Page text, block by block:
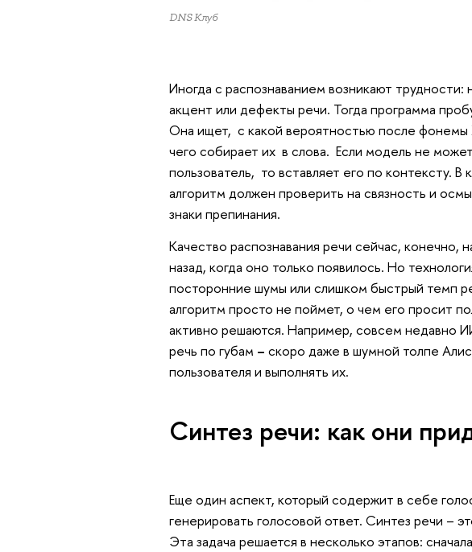
DNS Клуб
Иногда с распознаванием возникают
акцент или дефекты речи. Тогда программа
Она ищет, с какой вероятностью после фонемы
чего собирает их в слова. Если модель не
пользователь, то вставляет его по контексту.
алгоритм должен проверить на связность и
знаки препинания.
Качество распознавания речи сейчас, конечно,
назад, когда оно только появилось. Но
посторонние шумы или слишком быстрый темп
алгоритм просто не поймет, о чем его просит
активно решаются. Например, совсем недавно
речь по губам – скоро даже в шумной толпе
пользователя и выполнять их.
Синтез речи: как они
Еще один аспект, который содержит в себе
генерировать голосовой ответ. Синтез речи –
Эта задача решается в несколько этапов: